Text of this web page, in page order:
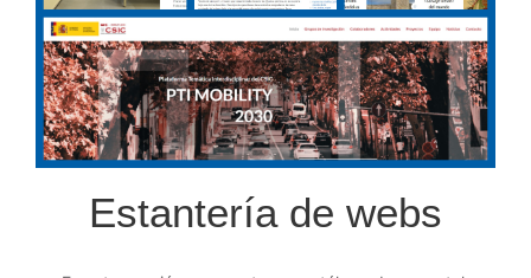
Estantería de webs